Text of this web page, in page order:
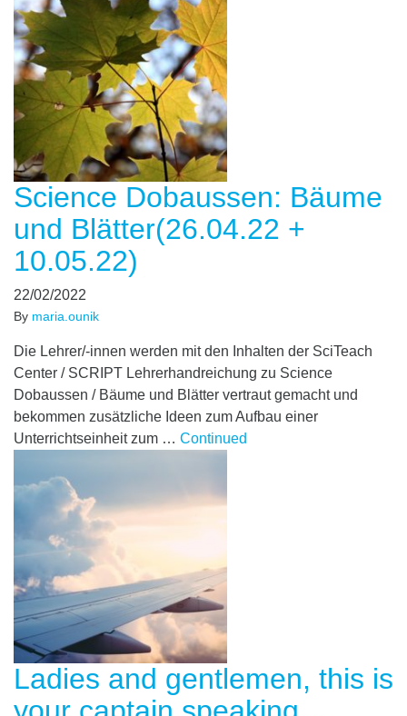
Science Dobaussen: Bäume
und Blätter(26.04.22 +
10.05.22)
22/02/2022
By maria.ounik
Die Lehrer/-innen werden mit den Inhalten der SciTeach
Center / SCRIPT Lehrerhandreichung zu Science
Dobaussen / Bäume und Blätter vertraut gemacht und
bekommen zusätzliche Ideen zum Aufbau einer
Unterrichtseinheit zum … Continued
Ladies and gentlemen, this is